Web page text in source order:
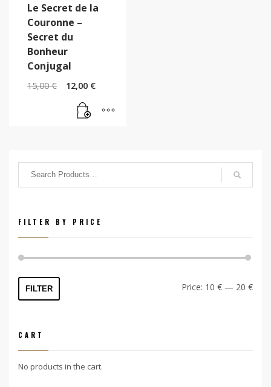
Le Secret de la
Couronne –
Secret du
Bonheur
Conjugal
15,00€ 12,00 €
FILTER BY PRICE
Min
Max
FILTER Price: 10 € — 20 €
CART
No products in the cart.